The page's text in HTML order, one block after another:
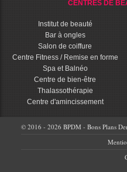
CENTRES DE
Institut de beauté
Bar à ongles
Salon de coiffure
Centre Fitness / Remise en forme
Spa et Balnéo
Centre de bien-être
Thalassothérapie
Centre d'amincissement
© 2016 - 2026 BPDM - Bons Plans